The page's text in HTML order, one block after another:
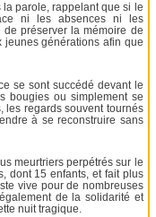
parole, rappelant que si le
ni les absences ni les
de préserver la mémoire de
jeunes générations afin que
se sont succédé devant le
bougies ou simplement se
les regards souvent tournés
à se reconstruire sans
meurtriers perpétrés sur le
dont 15 enfants, et fait plus
vive pour de nombreuses
de la solidarité et
nuit tragique.